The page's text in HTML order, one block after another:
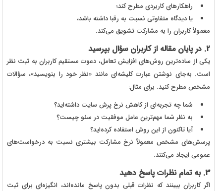
راهکارهای کاربردی مطرح کند؛
یا دیدگاه متفاوتی نسبت به رقبا داشته باشد،
معمولاً کاربران را به مشارکت تشویق می‌کند.
۲. در پایان مقاله از کاربران سؤال بپرسید
یکی از ساده‌ترین روش‌های افزایش تعامل، دعوت مستقیم کاربران به ثبت نظر
است. به‌جای نوشتن عبارت کلیشه‌ای مانند «نظر خود را بنویسید»، سؤالات
مشخص مطرح کنید. برای مثال:
شما چه تجربه‌ای از کاهش نرخ پرش سایت داشته‌اید؟
به نظر شما مهم‌ترین عامل موفقیت در سئو چیست؟
آیا تاکنون از این روش استفاده کرده‌اید؟
پرسش‌های مشخص معمولاً نرخ مشارکت بیشتری نسبت به درخواست‌های
عمومی ایجاد می‌کنند.
۳. به تمام نظرات پاسخ دهید
اگر کاربران ببینند که نظرات قبلی بدون پاسخ مانده‌اند، انگیزه‌ای برای ثبت